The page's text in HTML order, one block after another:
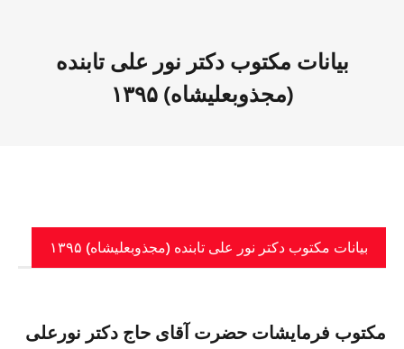
بیانات مکتوب دکتر نور علی تابنده
(مجذوبعلیشاه) ١٣٩۵
بیانات مکتوب دکتر نور علی تابنده (مجذوبعلیشاه) ١٣٩۵
مکتوب فرمایشات حضرت آقای حاج دکتر نورعلی